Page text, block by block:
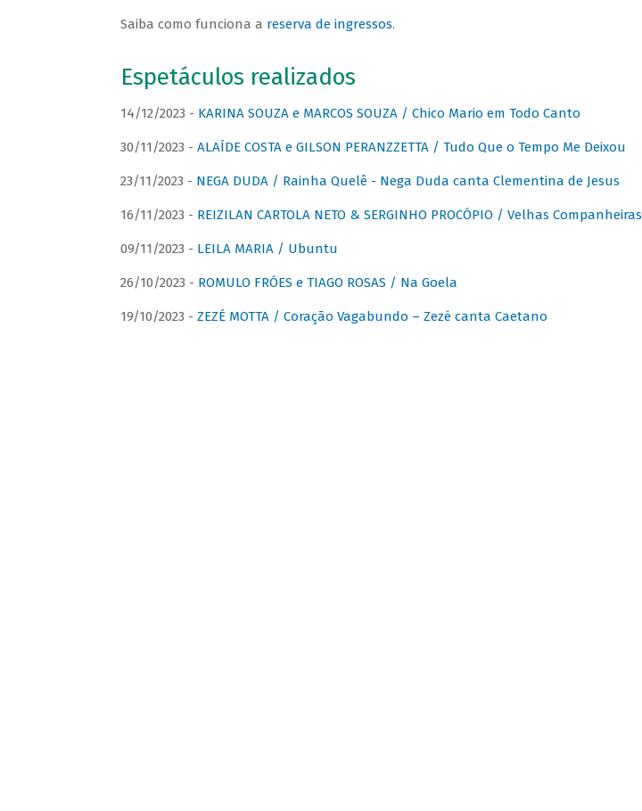
Saiba como funciona a reserva de ingressos.
Espetáculos realizados
14/12/2023 - KARINA SOUZA e MARCOS SOUZA / Chico Mario em Todo Canto
30/11/2023 - ALAÍDE COSTA e GILSON PERANZZETTA / Tudo Que o Tempo Me Deixou
23/11/2023 - NEGA DUDA / Rainha Quelê - Nega Duda canta Clementina de Jesus
16/11/2023 - REIZILAN CARTOLA NETO & SERGINHO PROCÓPIO / Velhas Companheiras
09/11/2023 - LEILA MARIA / Ubuntu
26/10/2023 - ROMULO FRÓES e TIAGO ROSAS / Na Goela
19/10/2023 - ZEZÉ MOTTA / Coração Vagabundo – Zezé canta Caetano